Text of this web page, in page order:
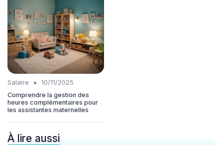
Salaire •
10/11/2025
Comprendre la gestion des
heures complémentaires pour
les assistantes maternelles
À lire aussi